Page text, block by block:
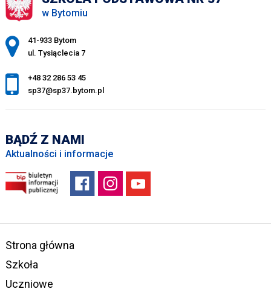
w Bytomiu
Adres pocztowy:
41-933 Bytom
ul. Tysiąclecia 7
+48 32 286 53 45
sp37@sp37.bytom.pl
BĄDŹ Z NAMI
Aktualności i informacje
Strona główna
Szkoła
Uczniowe